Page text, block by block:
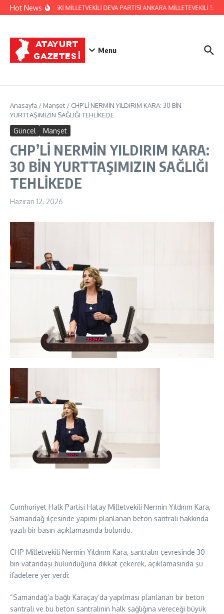
İçeriğe atla
Hot NewsHATAY ESKİ MİLLETVEKİLİ DEVA PARTİSİ ANKARA MİLLETEVEKİLİ
Menu
Anasayfa / Manşet / CHP’Lİ NERMİN YILDIRIM KARA: 30 BİN
YURTTAŞIMIZIN SAĞLIĞI TEHLİKEDE
Güncel Manşet
CHP’Lİ NERMİN YILDIRIM KARA:
30 BİN YURTTAŞIMIZIN SAĞLIĞI
TEHLİKEDE
Haziran 12, 2026
Cumhuriyet Halk Partisi Hatay Milletvekili Nermin Yıldırım Kara,
Samandağ ilçesinde yapımı planlanan beton santrali hakkında
yazılı bir basın açıklamasında bulundu.
CHP Milletvekili Nermin Yıldırım Kara, santralın çevresinde 30
bin vatandaşı bulunduğuna dikkat çekerek, açıklamasında şu
ifadelere yer verdi:
“Samandağ’a bağlı Karaçay’da yapılması planlanan bir beton
santrali ve bu beton santralinin halk sağlığına vereceği büyük